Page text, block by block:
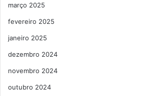
março 2025
fevereiro 2025
janeiro 2025
dezembro 2024
novembro 2024
outubro 2024